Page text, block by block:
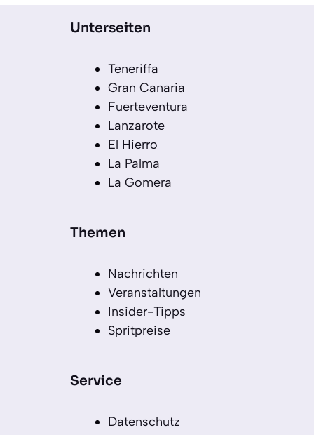
Unterseiten
Teneriffa
Gran Canaria
Fuerteventura
Lanzarote
El Hierro
La Palma
La Gomera
Themen
Nachrichten
Veranstaltungen
Insider-Tipps
Spritpreise
Service
Datenschutz